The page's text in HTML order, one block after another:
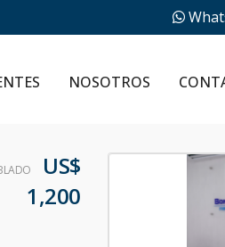
NOSOTROS
US$
1,200